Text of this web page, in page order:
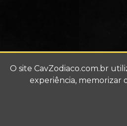
O site CavZodiaco.com.br
experiência, memorizar